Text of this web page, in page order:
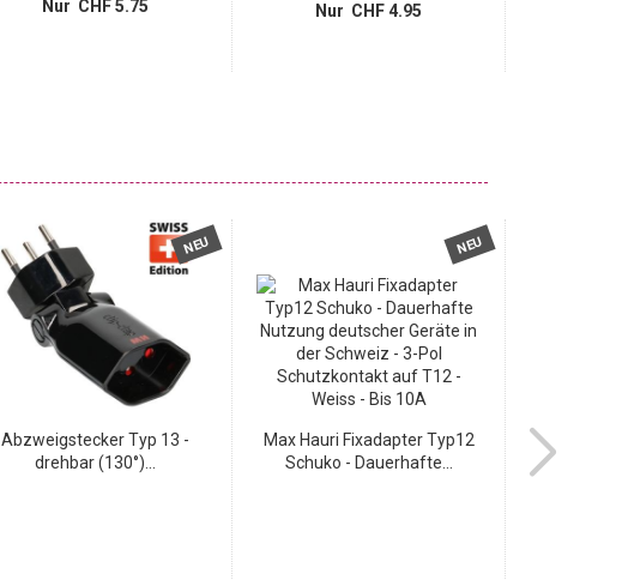
Nur CHF 5.75
Nur CHF 4.95
NEU
Abzweigstecker Typ 13 -
drehbar (130°)...
NEU
Max Hauri Fixadapter Typ12
Schuko - Dauerhafte...